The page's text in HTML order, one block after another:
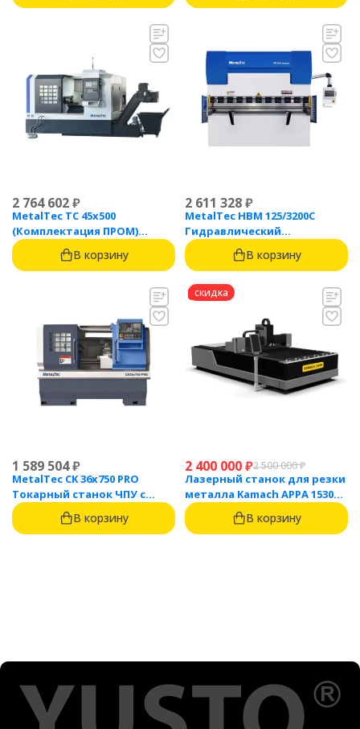
2 764 602₽
MetalTec ТС 45x500
(Комплектация ПРОМ)
токарный станок с ЧПУ с
наклонной станиной
В корзину
2 611 328₽
MetalTec HBM 125/3200C
Гидравлический
листогибочный пресс с
контроллером TP10S
В корзину
1 589 504₽
MetalTec CK 36x750 PRO
Токарный станок ЧПУ с
горизонтальной станиной
В корзину
скидка
2 400 000₽2 500 000₽
Лазерный станок для резки
металла Kamach APPA 1530
(3000 Вт)
В корзину